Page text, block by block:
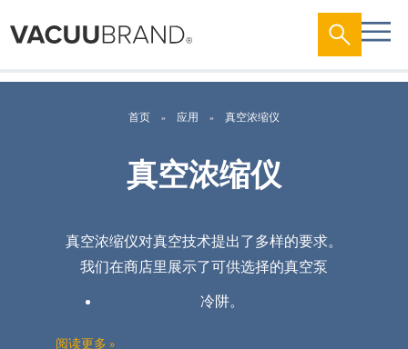
首页 应用 真空浓缩仪
真空浓缩仪
真空浓缩仪对真空技术提出了多样的要求。
我们在商店里展示了可供选择的真空泵
冷阱。
阅读更多 »